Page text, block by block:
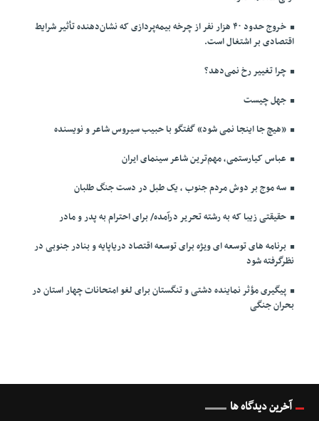
خروج حدود ۴۰ هزار نفر از چرخه بیمه‌پردازی که نشان‌دهنده تأثیر شرایط
اقتصادی بر اشتغال است.
چرا تغییر رخ نمی‌دهد؟
جهل چیست
«هیچ جا اینجا نمی شود» گفتگو با حبیب سیروس شاعر و نویسنده
عباس کیارستمی، مهم‌ترین شاعر سینمای ایران
سه موج بر دوش مردم جنوب ، یک طبل در دست جنگ طلبان
حقیقتی زیبا که به رشته تحریر درآمده/ برای احترام به پدر و مادر
برنامه های توسعه ای ویژه برای توسعه اقتصاد دریاپایه و بنادر جنوبی در
نظرگرفته شود
پیگیری مؤثر نماینده دشتی و تنگستان برای لغو امتحانات چهار استان در
بحران جنگی
آخرین دیدگاه ها